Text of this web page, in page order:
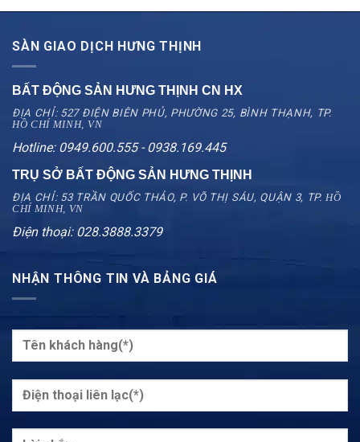
SÀN GIAO DỊCH HƯNG THỊNH
BẤT ĐỘNG SẢN HƯNG THỊNH CN HX
ĐỊA CHỈ: 527 ĐIỆN BIÊN PHỦ, PHƯỜNG 25, BÌNH THẠNH, TP.
HỒ CHÍ MINH, VN
Hotline: 0949.600.555 - 0938.169.445
TRỤ SỞ BẤT ĐỘNG SẢN HƯNG THỊNH
ĐỊA CHỈ: 53 TRẦN QUỐC THẢO, P. VÕ THỊ SÁU, QUẬN 3, TP.HỒ
CHÍ MINH, VN
Điện thoại: 028.3888.3379
NHẬN THÔNG TIN VÀ BẢNG GIÁ